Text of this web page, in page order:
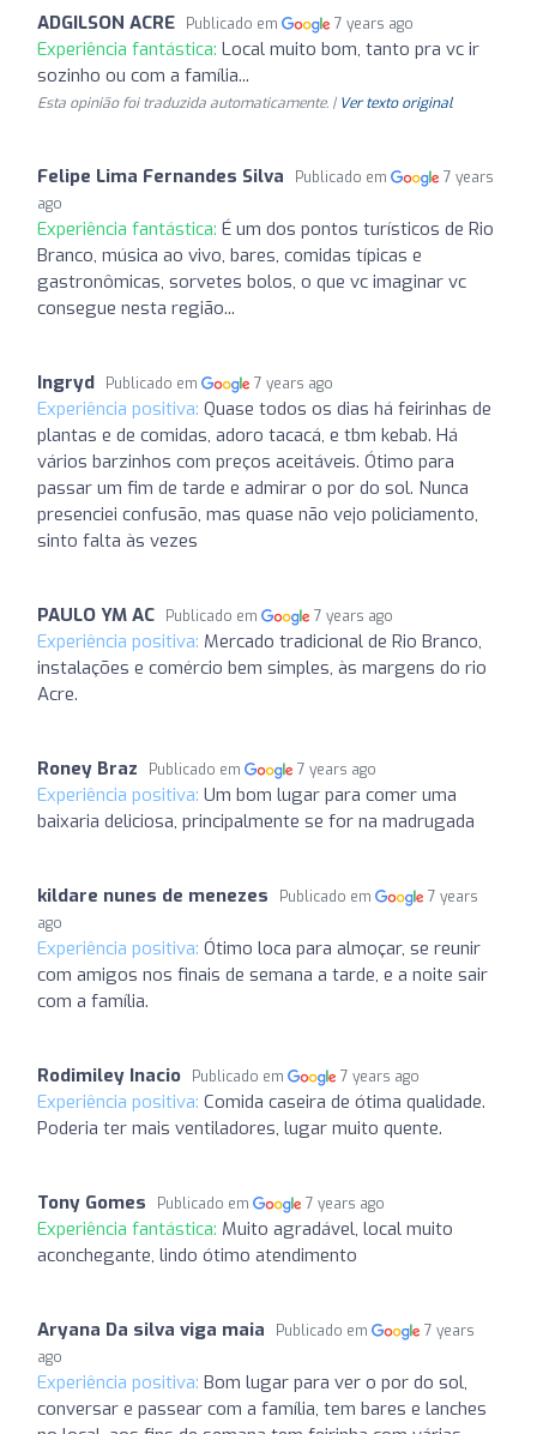
ADGILSON ACRE Publicado em 7 years ago
Experiência fantástica: Local muito bom, tanto pra vc ir
sozinho ou com a família...
Esta opinião foi traduzida automaticamente. | Ver texto original
Felipe Lima Fernandes Silva Publicado em
7 years
ago
Experiência fantástica: É um dos pontos turísticos de Rio
Branco, música ao vivo, bares, comidas típicas e
gastronômicas, sorvetes bolos, o que vc imaginar vc
consegue nesta região...
Ingryd Publicado em 7 years ago
Experiência positiva: Quase todos os dias há feirinhas de
plantas e de comidas, adoro tacacá, e tbm kebab. Há
vários barzinhos com preços aceitáveis. Ótimo para
passar um fim de tarde e admirar o por do sol. Nunca
presenciei confusão, mas quase não vejo policiamento,
sinto falta às vezes
PAULO YM AC Publicado em 7 years ago
Experiência positiva: Mercado tradicional de Rio Branco,
instalações e comércio bem simples, às margens do rio
Acre.
Roney Braz Publicado em 7 years ago
Experiência positiva: Um bom lugar para comer uma
baixaria deliciosa, principalmente se for na madrugada
kildare nunes de menezes Publicado em
7 years
ago
Experiência positiva: Ótimo loca para almoçar, se reunir
com amigos nos finais de semana a tarde, e a noite sair
com a família.
Rodimiley Inacio Publicado em 7 years ago
Experiência positiva: Comida caseira de ótima qualidade.
Poderia ter mais ventiladores, lugar muito quente.
Tony Gomes Publicado em 7 years ago
Experiência fantástica: Muito agradável, local muito
aconchegante, lindo ótimo atendimento
Aryana Da silva viga maia Publicado em
7 years
ago
Experiência positiva: Bom lugar para ver o por do sol,
conversar e passear com a família, tem bares e lanches